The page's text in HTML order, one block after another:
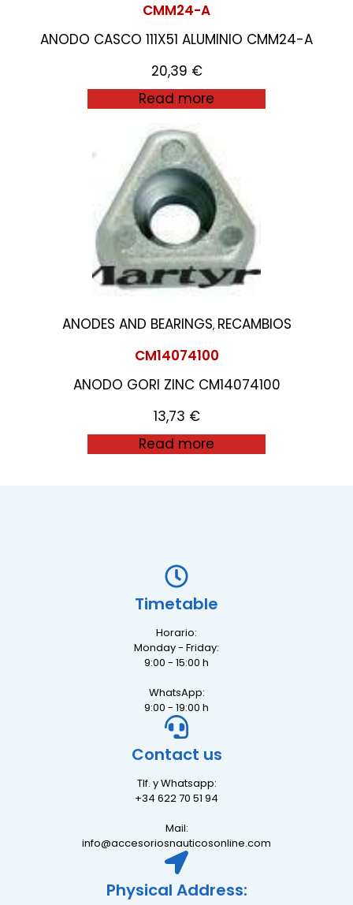
CMM24-A
ANODO CASCO 111X51 ALUMINIO CMM24-A
20,39 €
Read more
ANODES AND BEARINGS, RECAMBIOS
CM14074100
ANODO GORI ZINC CM14074100
13,73 €
Read more
Timetable
Horario:
Monday - Friday:
9:00 - 15:00 h
WhatsApp:
9:00 - 19:00 h
Contact us
Tlf. y Whatsapp:
+34 622 70 51 94
Mail:
info@accesoriosnauticosonline.com
Physical Address: